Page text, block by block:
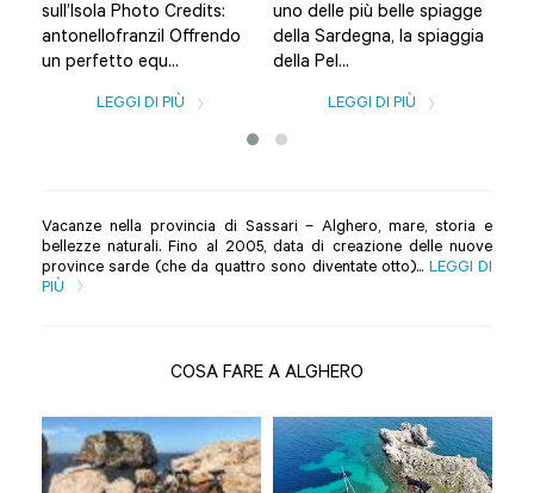
sull’Isola Photo Credits:
antonellofranzil Offrendo
un perfetto equ...
LEGGI DI PIÙ
uno delle più belle spiagge
della Sardegna, la spiaggia
della Pel...
LEGGI DI PIÙ
Vacanze nella provincia di Sassari – Alghero, mare, storia e
bellezze naturali. Fino al 2005, data di creazione delle nuove
province sarde (che da quattro sono diventate otto)... LEGGI DI
PIÙ
COSA FARE A ALGHERO